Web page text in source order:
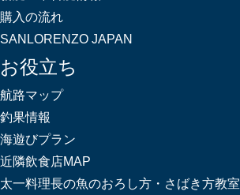
購入の流れ
SANLORENZO JAPAN
お役立ち
航路マップ
釣果情報
海遊びプラン
近隣飲食店MAP
太一料理長の魚のおろし方・さばき方教室